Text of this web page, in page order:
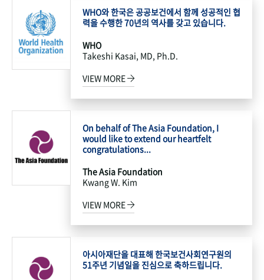
WHO와 한국은 공공보건에서 함께 성공적인 협
력을 수행한 70년의 역사를 갖고 있습니다.
WHO
Takeshi Kasai, MD, Ph.D.
VIEW MORE
On behalf of The Asia Foundation, I
would like to extend our heartfelt
congratulations...
The Asia Foundation
Kwang W. Kim
VIEW MORE
아시아재단을 대표해 한국보건사회연구원의
51주년 기념일을 진심으로 축하드립니다.